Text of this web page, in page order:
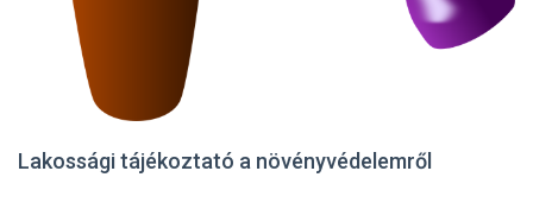
Lakossági tájékoztató a növényvédelemről